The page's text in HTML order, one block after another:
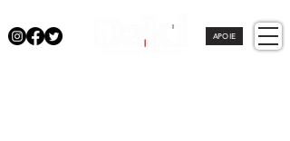
APOIE